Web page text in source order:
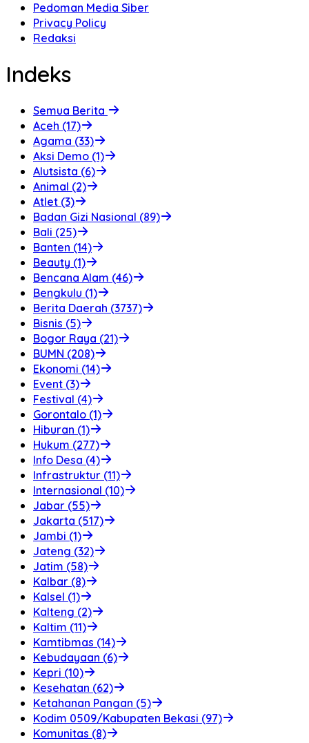
Pedoman Media Siber
Privacy Policy
Redaksi
Indeks
Semua Berita
Aceh (17)
Agama (33)
Aksi Demo (1)
Alutsista (6)
Animal (2)
Atlet (3)
Badan Gizi Nasional (89)
Bali (25)
Banten (14)
Beauty (1)
Bencana Alam (46)
Bengkulu (1)
Berita Daerah (3737)
Bisnis (5)
Bogor Raya (21)
BUMN (208)
Ekonomi (14)
Event (3)
Festival (4)
Gorontalo (1)
Hiburan (1)
Hukum (277)
Info Desa (4)
Infrastruktur (11)
Internasional (10)
Jabar (55)
Jakarta (517)
Jambi (1)
Jateng (32)
Jatim (58)
Kalbar (8)
Kalsel (1)
Kalteng (2)
Kaltim (11)
Kamtibmas (14)
Kebudayaan (6)
Kepri (10)
Kesehatan (62)
Ketahanan Pangan (5)
Kodim 0509/Kabupaten Bekasi (97)
Komunitas (8)